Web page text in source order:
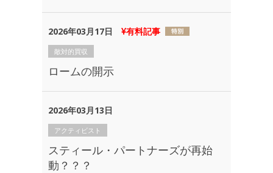
2026年03月17日 有料記事
敵対的買収
ロームの開示
2026年03月13日
アクティビスト
スティール・パートナーズが再始
動？？？